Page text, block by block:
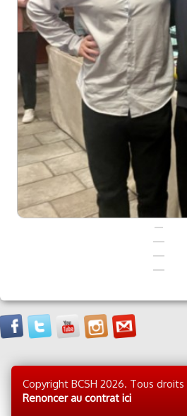
Copyright BCSH 2026. Tous
Renoncer au contrat ici